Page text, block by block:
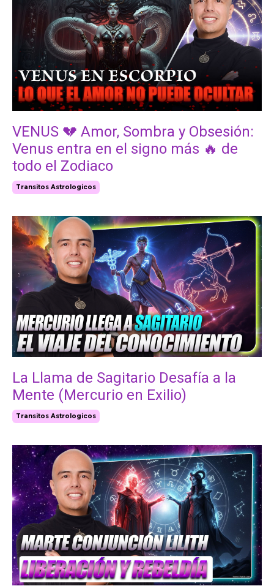
VENUS 💔 Amor, Sombra y Obsesión:
Venus entra en el signo más 🔥 de
todo el Zodiaco
Transitos Astrologicos
La Llama de Sagitario Desafía a la
Mente (Mercurio en Exilio)
Transitos Astrologicos